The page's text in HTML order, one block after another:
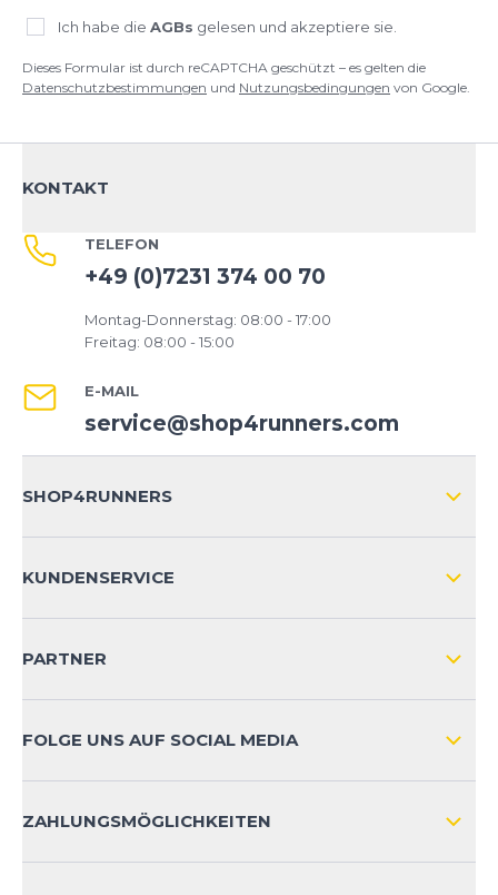
Ich habe die AGBs gelesen und akzeptiere sie.
Dieses Formular ist durch reCAPTCHA geschützt – es gelten die
Datenschutzbestimmungen und Nutzungsbedingungen von Google.
KONTAKT
TELEFON
+49 (0)7231 374 00 70
Montag-Donnerstag: 08:00 - 17:00
Freitag: 08:00 - 15:00
E-MAIL
service@shop4runners.com
SHOP4RUNNERS
KUNDENSERVICE
KONTAKT
PRODUKTSICHERHEIT
PARTNER
FOLGE UNS AUF SOCIAL MEDIA
ZAHLUNGSMÖGLICHKEITEN